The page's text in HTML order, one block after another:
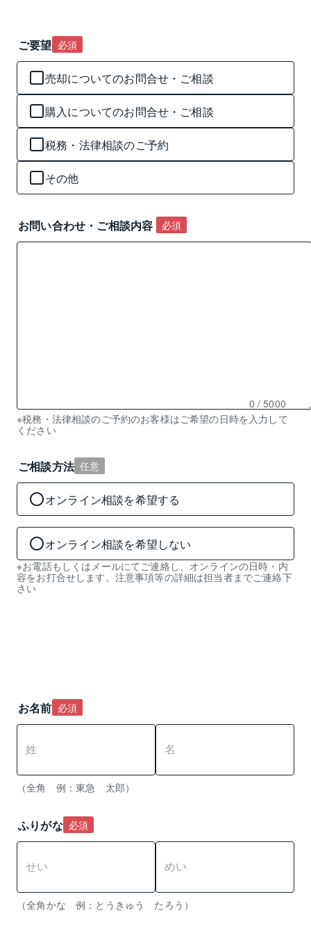
ご要望 必須
売却についてのお問合せ・ご相談
購入についてのお問合せ・ご相談
税務・法律相談のご予約
その他
必須
残
り
文
字
力
可
0 / 5000
※税務・法律相談のご予約のお客様はご希望の日時を入力して
ください
ご相談方法 任意
オンライン相談を希望する
オンライン相談を希望しない
※お電話もしくはメールにてご連絡し、オンラインの日時・内
容をお打合せします。注意事項等の詳細は担当者までご連絡下
さい
お名前 必須
（全角　例：東急　太郎）
ふりがな 必須